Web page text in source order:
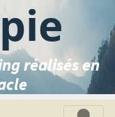
réalisés en